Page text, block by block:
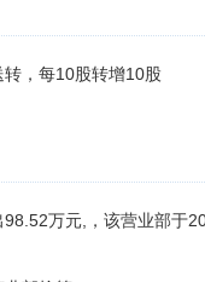
，每10股转增10股
万元,，该营业部于